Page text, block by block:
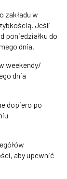
zakładu w
Jeśli
poniedziałku do
dnia.
weekendy/
dnia
dopiero po
aby upewnić